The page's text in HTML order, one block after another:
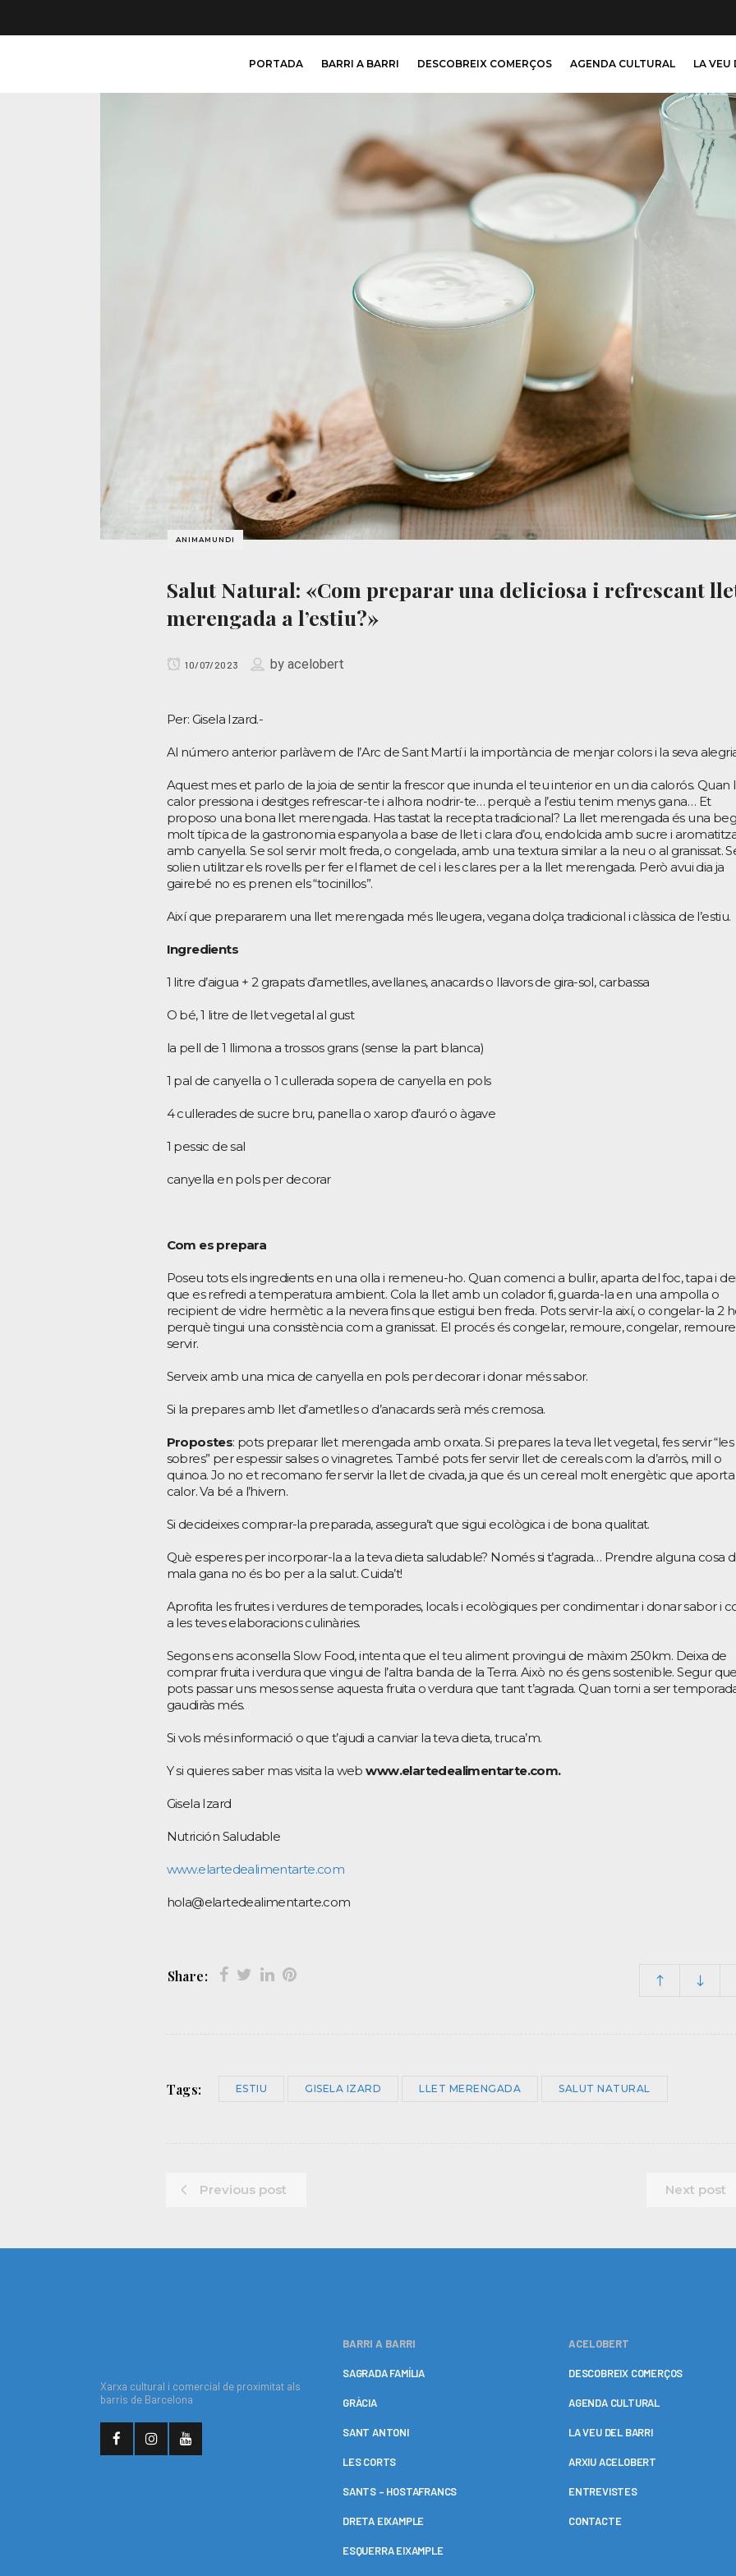
PORTADA BARRI A BARRI DESCOBREIX COMERÇOS AGENDA CULTURAL LA VEU
ANIMAMUNDI
Salut Natural: «Com preparar una deliciosa i refrescant
merengada a l’estiu?»
10/07/2023 byacelobert
Per: Gisela Izard.-
Al número anterior parlàvem de l’Arc de Sant Martí i la importància de menjar colors i la seva
Aquest mes et parlo de la joia de sentir la frescor que inunda el teu interior en un dia calorós. Quan
calor pressiona i desitges refrescar-te i alhora nodrir-te… perquè a l’estiu tenim menys gana… Et
proposo una bona llet merengada. Has tastat la recepta tradicional? La llet merengada és una
molt típica de la gastronomia espanyola a base de llet i clara d’ou, endolcida amb sucre i
amb canyella. Se sol servir molt freda, o congelada, amb una textura similar a la neu o al granissat.
solien utilitzar els rovells per fer el flamet de cel i les clares per a la llet merengada. Però avui dia ja
gairebé no es prenen els “tocinillos”.
Així que prepararem una llet merengada més lleugera, vegana dolça tradicional i clàssica de l’estiu.
Ingredients
1 litre d’aigua + 2 grapats d’ametlles, avellanes, anacards o llavors de gira-sol, carbassa
O bé, 1 litre de llet vegetal al gust
la pell de 1 llimona a trossos grans (sense la part blanca)
1 pal de canyella o 1 cullerada sopera de canyella en pols
4 cullerades de sucre bru, panella o xarop d’auró o àgave
1 pessic de sal
canyella en pols per decorar
Com es prepara
Poseu tots els ingredients en una olla i remeneu-ho. Quan comenci a bullir, aparta del foc, tapa i
que es refredi a temperatura ambient. Cola la llet amb un colador fi, guarda-la en una ampolla o
recipient de vidre hermètic a la nevera fins que estigui ben freda. Pots servir-la així, o congelar-la 2
perquè tingui una consistència com a granissat. El procés és congelar, remoure, congelar,
servir.
Serveix amb una mica de canyella en pols per decorar i donar més sabor.
Si la prepares amb llet d’ametlles o d’anacards serà més cremosa.
Propostes: pots preparar llet merengada amb orxata. Si prepares la teva llet vegetal, fes servir “les
sobres” per espessir salses o vinagretes. També pots fer servir llet de cereals com la d’arròs, mill o
quinoa. Jo no et recomano fer servir la llet de civada, ja que és un cereal molt energètic que aporta
calor. Va bé a l’hivern.
Si decideixes comprar-la preparada, assegura’t que sigui ecològica i de bona qualitat.
Què esperes per incorporar-la a la teva dieta saludable? Només si t’agrada… Prendre alguna cosa
mala gana no és bo per a la salut. Cuida’t!
Aprofita les fruites i verdures de temporades, locals i ecològiques per condimentar i donar sabor i
a les teves elaboracions culinàries.
Segons ens aconsella Slow Food, intenta que el teu aliment provingui de màxim 250km. Deixa de
comprar fruita i verdura que vingui de l’altra banda de la Terra. Això no és gens sostenible. Segur
pots passar uns mesos sense aquesta fruita o verdura que tant t’agrada. Quan torni a ser
gaudiràs més.
Si vols més informació o que t’ajudi a canviar la teva dieta, truca’m.
Y si quieres saber mas visita la webwww.elartedealimentarte.com.
Gisela Izard
Nutrición Saludable
www.elartedealimentarte.com
hola@elartedealimentarte.com
Share:
Tags: ESTIU GISELA IZARD LLET MERENGADA SALUT NATURAL
Previous post Next post
Xarxa cultural i comercial de proximitat als
barris de Barcelona
BARRI A BARRI
SAGRADA FAMÍLIA
GRÀCIA
SANT ANTONI
LES CORTS
SANTS – HOSTAFRANCS
DRETA EIXAMPLE
ESQUERRA EIXAMPLE
ACELOBERT
DESCOBREIX COMERÇOS
AGENDA CULTURAL
LA VEU DEL BARRI
ARXIU ACELOBERT
ENTREVISTES
CONTACTE